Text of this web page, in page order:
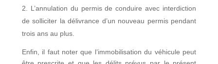
L’annulation du permis de conduire avec interdiction
de solliciter la délivrance d’un nouveau permis pendant
trois ans au plus.
Enfin, il faut noter que l’immobilisation du véhicule peut